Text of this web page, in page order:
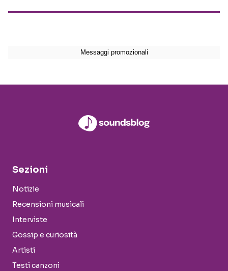
Sezioni
Notizie
Recensioni musicali
Interviste
Gossip e curiosità
Artisti
Testi canzoni